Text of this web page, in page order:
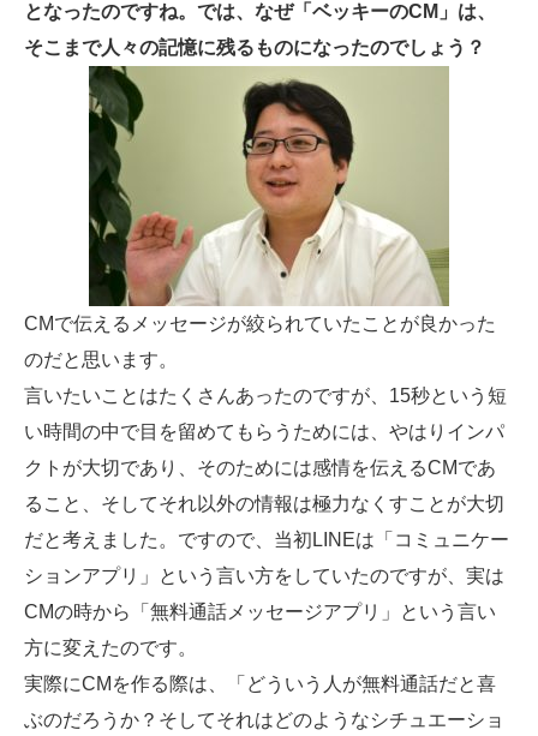
となったのですね。では、なぜ「ベッキーのCM」は、
そこまで人々の記憶に残るものになったのでしょう？
CMで伝えるメッセージが絞られていたことが良かった
のだと思います。
言いたいことはたくさんあったのですが、15秒という短
い時間の中で目を留めてもらうためには、やはりインパ
クトが大切であり、そのためには感情を伝えるCMであ
ること、そしてそれ以外の情報は極力なくすことが大切
だと考えました。ですので、当初LINEは「コミュニケー
ションアプリ」という言い方をしていたのですが、実は
CMの時から「無料通話メッセージアプリ」という言い
方に変えたのです。
実際にCMを作る際は、「どういう人が無料通話だと喜
ぶのだろうか？そしてそれはどのようなシチュエーショ